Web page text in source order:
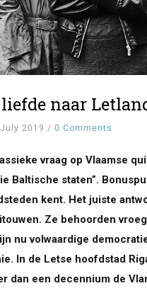
naar
2019 / 0 Comments
vraag op Vlaamse
Baltische staten”.
kent. Het juiste
Ze behoorden
nu volwaardige
In de Letse hoofdstad
dan een decennium de